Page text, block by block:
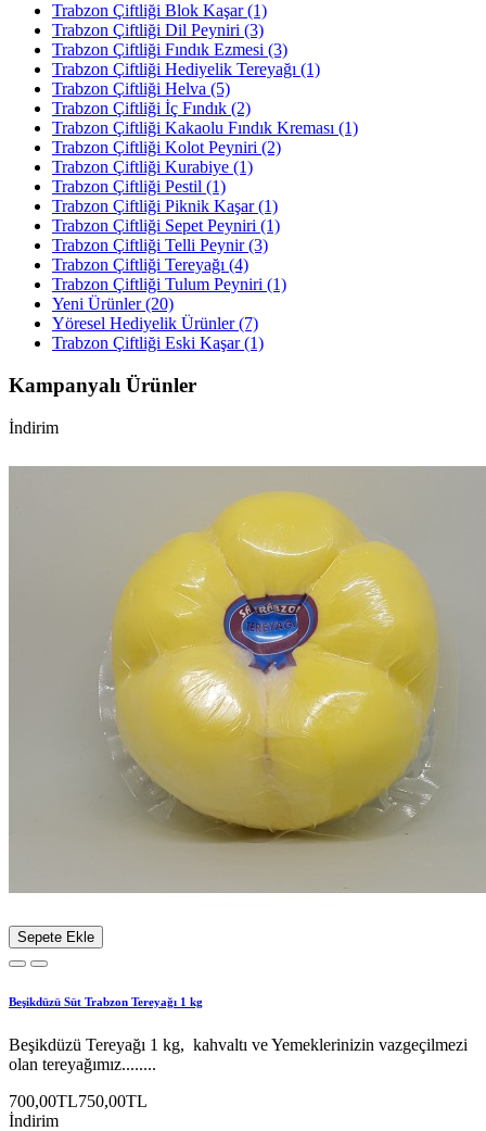
Trabzon Çiftliği Blok Kaşar (1)
Trabzon Çiftliği Dil Peyniri (3)
Trabzon Çiftliği Fındık Ezmesi (3)
Trabzon Çiftliği Hediyelik Tereyağı (1)
Trabzon Çiftliği Helva (5)
Trabzon Çiftliği İç Fındık (2)
Trabzon Çiftliği Kakaolu Fındık Kreması (1)
Trabzon Çiftliği Kolot Peyniri (2)
Trabzon Çiftliği Kurabiye (1)
Trabzon Çiftliği Pestil (1)
Trabzon Çiftliği Piknik Kaşar (1)
Trabzon Çiftliği Sepet Peyniri (1)
Trabzon Çiftliği Telli Peynir (3)
Trabzon Çiftliği Tereyağı (4)
Trabzon Çiftliği Tulum Peyniri (1)
Yeni Ürünler (20)
Yöresel Hediyelik Ürünler (7)
Trabzon Çiftliği Eski Kaşar (1)
Kampanyalı Ürünler
İndirim
Sepete Ekle
Beşikdüzü Süt Trabzon Tereyağı 1 kg
Beşikdüzü Tereyağı 1 kg, kahvaltı ve Yemeklerinizin vazgeçilmezi
olan tereyağımız........
700,00TL750,00TL
İndirim